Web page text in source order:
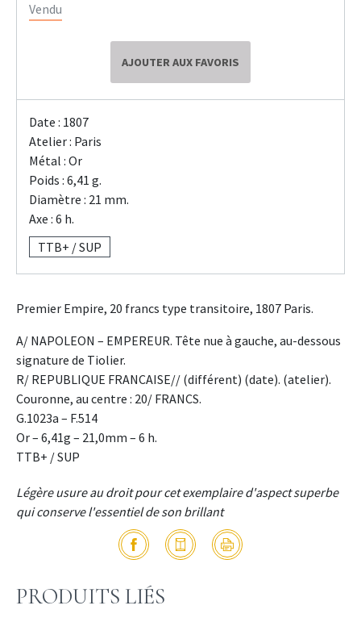
Vendu
AJOUTER AUX FAVORIS
Date : 1807
Atelier : Paris
Métal : Or
Poids : 6,41 g.
Diamètre : 21 mm.
Axe : 6 h.
TTB+ / SUP
Premier Empire, 20 francs type transitoire, 1807 Paris.
A/ NAPOLEON – EMPEREUR. Tête nue à gauche, au-dessous
signature de Tiolier.
R/ REPUBLIQUE FRANCAISE// (différent) (date). (atelier).
Couronne, au centre : 20/ FRANCS.
G.1023a – F.514
Or – 6,41g – 21,0mm – 6 h.
TTB+ / SUP
Légère usure au droit pour cet exemplaire d'aspect superbe
qui conserve l'essentiel de son brillant
PRODUITS LIÉS